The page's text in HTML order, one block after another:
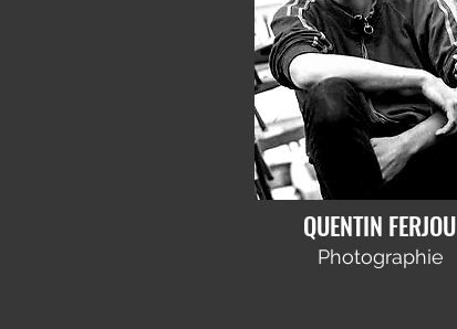
QUENTIN FERJOU
Photographie